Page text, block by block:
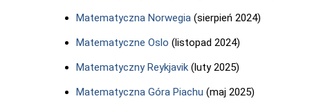
Matematyczna Norwegia (sierpień 2024)
Matematyczne Oslo (listopad 2024)
Matematyczny Reykjavik (luty 2025)
Matematyczna Góra Piachu (maj 2025)